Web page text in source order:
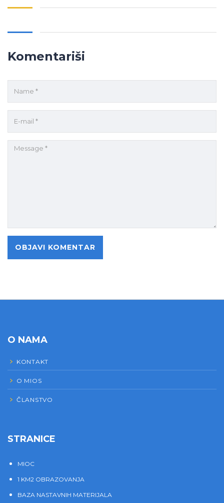
Komentariši
O NAMA
KONTAKT
O MIOS
ČLANSTVO
STRANICE
MIOC
1 KM2 OBRAZOVANJA
BAZA NASTAVNIH MATERIJALA